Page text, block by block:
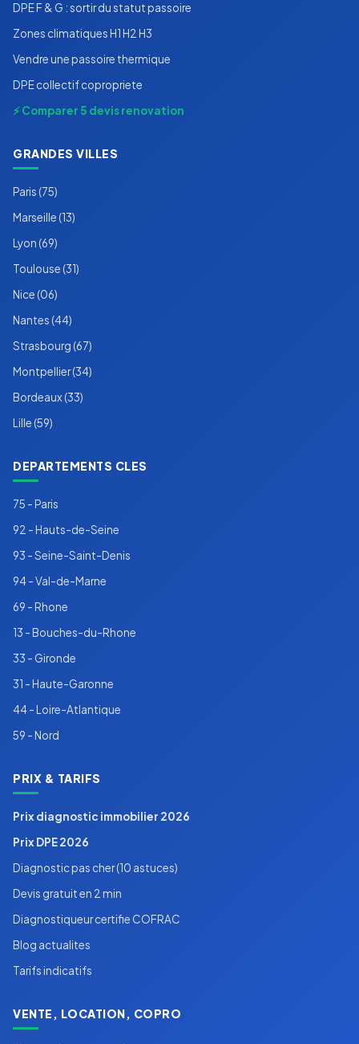
DPE F & G : sortir du statut passoire
Zones climatiques H1 H2 H3
Vendre une passoire thermique
DPE collectif copropriete
⚡ Comparer 5 devis renovation
GRANDES VILLES
Paris (75)
Marseille (13)
Lyon (69)
Toulouse (31)
Nice (06)
Nantes (44)
Strasbourg (67)
Montpellier (34)
Bordeaux (33)
Lille (59)
DEPARTEMENTS CLES
75 - Paris
92 - Hauts-de-Seine
93 - Seine-Saint-Denis
94 - Val-de-Marne
69 - Rhone
13 - Bouches-du-Rhone
33 - Gironde
31 - Haute-Garonne
44 - Loire-Atlantique
59 - Nord
PRIX & TARIFS
Prix diagnostic immobilier 2026
Prix DPE 2026
Diagnostic pas cher (10 astuces)
Devis gratuit en 2 min
Diagnostiqueur certifie COFRAC
Blog actualites
Tarifs indicatifs
VENTE, LOCATION, COPRO